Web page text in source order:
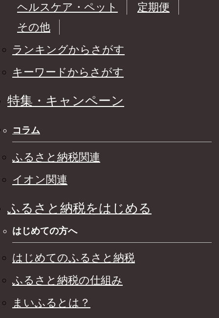
ヘルスケア・ペット
定期便
その他
ランキングからさがす
キーワードからさがす
特集・キャンペーン
コラム
ふるさと納税関連
イオン関連
ふるさと納税をはじめる
はじめての方へ
はじめてのふるさと納税
ふるさと納税の仕組み
まいふるとは？